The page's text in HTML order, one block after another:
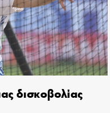
δισκοβολίας